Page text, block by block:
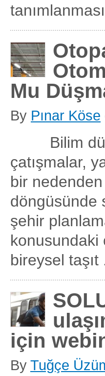
Mu
By Pınar Köse
Bilim
çatışmalar,
bir
döngüsünde
şehir
konusundaki
bireysel taşıt
için
By Tuğçe